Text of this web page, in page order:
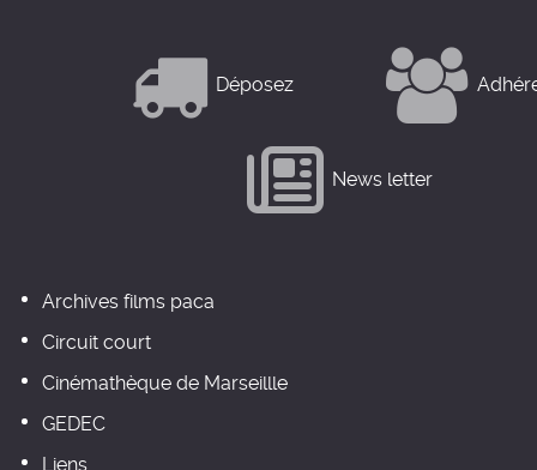
Déposez
News letter
Archives films paca
Circuit court
Cinémathèque de Marseillle
GEDEC
Liens